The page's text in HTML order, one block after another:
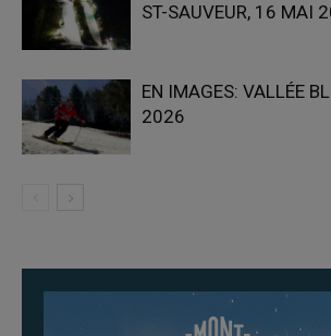
ST-SAUVEUR, 16 MAI
EN IMAGES: VALLÉE
2026